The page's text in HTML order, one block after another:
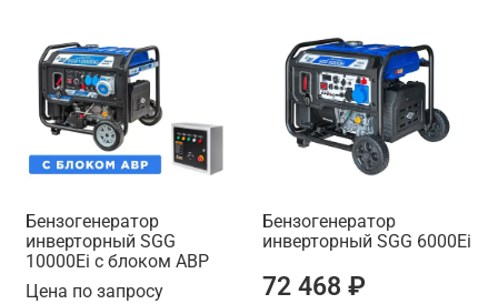
Бензогенератор
инверторный SGG
10000Ei с блоком АВР
Цена по запросу
Бензогенератор
инверторный SGG 6000Ei
72 468 ₽